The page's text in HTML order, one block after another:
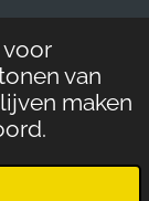
van
maken